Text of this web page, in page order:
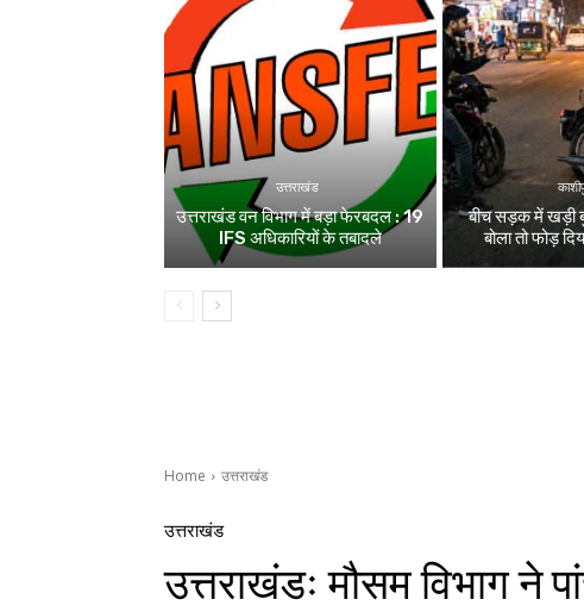
उत्तराखंड
उत्तराखंड वन विभाग में बड़ा फेरबदल : 19
IFS अधिकारियों के तबादले
बीच सड़क में खड़ी
बोला तो फोड़